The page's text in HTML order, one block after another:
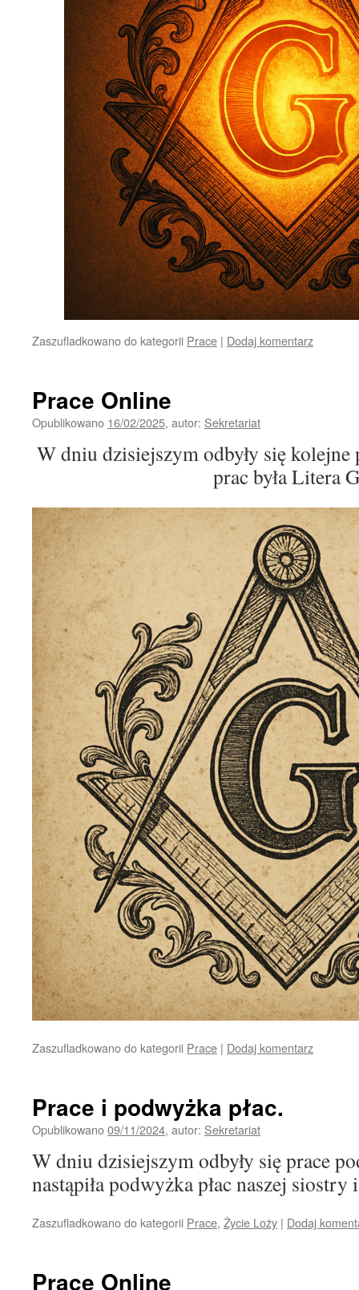
Zaszufladkowano do kategorii Prace | Dodaj komentarz
Prace Online
Opublikowano 16/02/2025, autor: Sekretariat
W dniu dzisiejszym odbyły się kolejne
prac była Litera
Zaszufladkowano do kategorii Prace | Dodaj komentarz
Prace i podwyżka płac.
Opublikowano09/11/2024, autor: Sekretariat
W dniu dzisiejszym odbyły się prace
nastąpiła podwyżka płac naszej siostry
Zaszufladkowano do kategorii Prace, Życie Loży | Dodaj
Prace Online